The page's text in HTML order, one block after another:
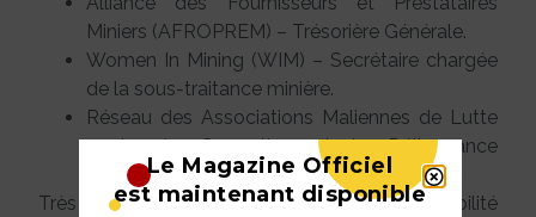
Miniers (AFROPREM) – Trésorière Générale.
Women In Mining (WIM) – Secrétaire chargée
de la sous-traitance minière.
Réseau des Associations Maliennes de Lutte
contre la Corruption et la Délinquance
Financière (RAMLCDF)
Très investie dans les actions de Responsabilité
Le Magazine Officiel
est maintenant disponible